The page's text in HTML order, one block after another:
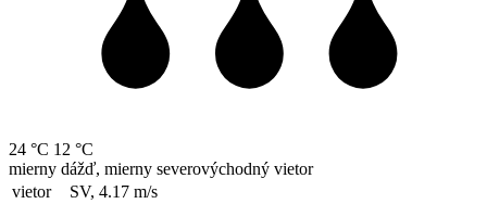
24 °C 12 °C
mierny dážď, mierny severovýchodný vietor
vietor
SV, 4.17 m/s